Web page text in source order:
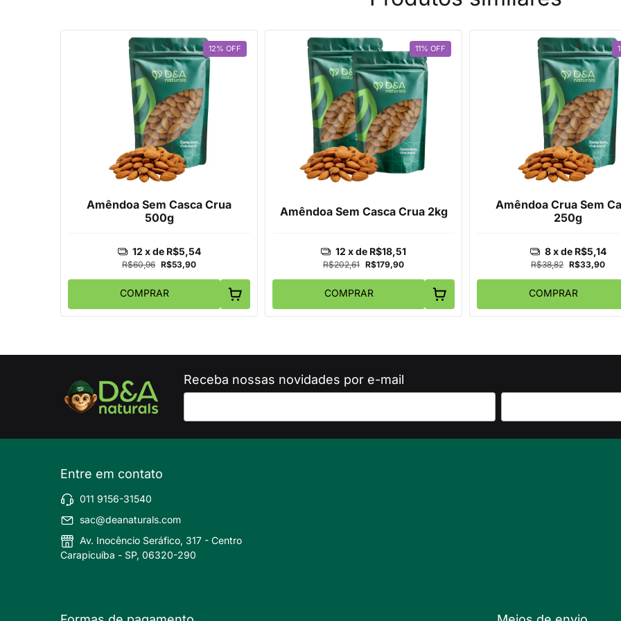
12% OFF
Amêndoa Sem Casca Crua
500g
R$60,96 R$53,90
12 x de R$5,54
COMPRAR
11% OFF
Amêndoa Sem Casca Crua 2kg
R$202,61 R$179,90
12 x de R$18,51
COMPRAR
Amêndoa Crua Sem
250g
R$38,82 R$33,90
8 x de R$5,14
COMPRAR
Receba nossas novidades por e-mail
Entre em contato
011 9156-31540
sac@deanaturals.com
Av. Inocêncio Seráfico, 317 - Centro
Carapicuíba - SP, 06320-290